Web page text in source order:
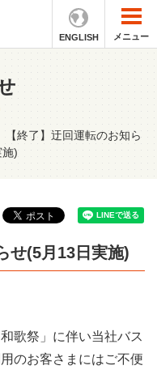
ENGLISH メニュー
【終了】迂回運転のお知ら
)
せ(5月13日実施)
歌祭」に伴い当社バス
のお客さまにはご不便